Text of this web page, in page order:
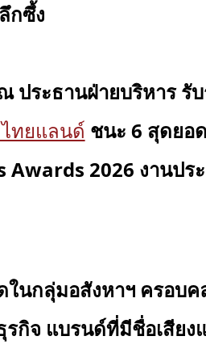
กซึ้ง
ระธานฝ่ายบริหาร รั
ไทยแลนด์ ชนะ 6 สุดยอ
Awards 2026 งานปร
ในกลุ่มอสังหาฯ ครอบ
รกิจ แบรนด์ที่มีชื่อเสีย